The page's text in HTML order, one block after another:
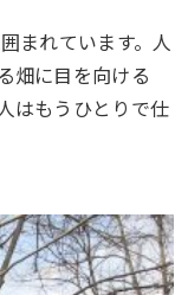
まれています。人
畑に目を向ける
はもうひとりで仕